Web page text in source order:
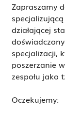
Zapraszamy
działającej
specjalizacji,
poszerzanie
zespołu jako
Oczekujemy: